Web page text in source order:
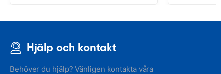
Hjälp och kontakt
Behöver du hjälp? Vänligen kontakta våra